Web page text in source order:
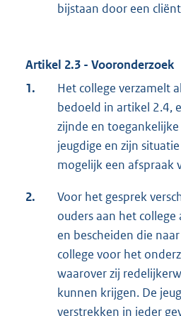
bijstaan door een
Artikel 2.3 - Vooronderzoek
1.
Het college verzamelt
bedoeld in artikel 2.4,
zijnde en
jeugdige en zijn
mogelijk een afspraak
2.
Voor het gesprek
ouders aan het college
en bescheiden die
college voor het
waarover zij
kunnen krijgen. De
verstrekken in ieder